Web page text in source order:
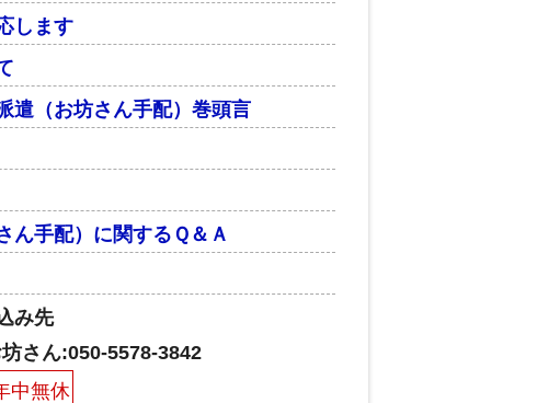
します
遣（お坊さん手配）巻頭言
ん手配）に関するＱ＆Ａ
み先
さん:050-5578-3842
中無休